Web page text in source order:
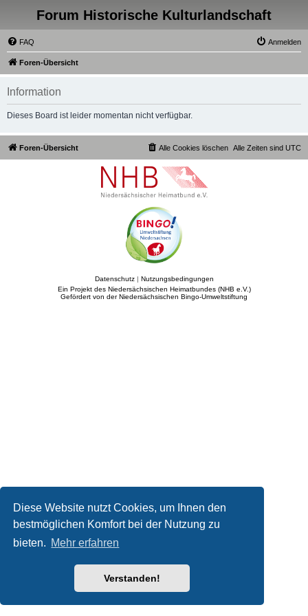
Diese Website nutzt Cookies, um Ihnen den
bestmöglichen Komfort bei der Nutzung zu
bieten. Mehr erfahren
Verstanden!
Forum Historische Kulturlandschaft
FAQ Anmelden
Foren-Übersicht
Information
Dieses Board ist leider momentan nicht verfügbar.
Foren-Übersicht Alle Zeiten sind UTC
Alle Cookies löschen
Datenschutz| Nutzungsbedingungen
Ein Projekt des Niedersächsischen Heimatbundes (NHB e.V.)
Gefördert von der Niedersächsischen Bingo-Umweltstiftung